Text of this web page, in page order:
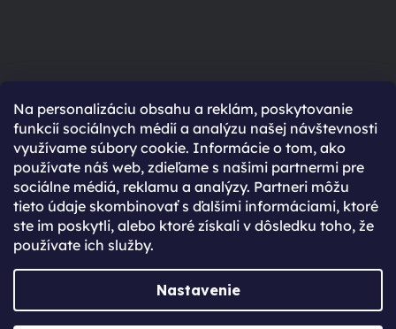
Na personalizáciu obsahu a reklám, poskytovanie
funkcií sociálnych médií a analýzu našej návštevnosti
využívame súbory cookie. Informácie o tom, ako
používate náš web, zdieľame s našimi partnermi pre
sociálne médiá, reklamu a analýzy. Partneri môžu
tieto údaje skombinovať s ďalšími informáciami, ktoré
ste im poskytli, alebo ktoré získali v dôsledku toho, že
používate ich služby.
Nastavenie
Ešte nemáte účet?
Rýchlejší nákup vďaka uloženým údajom
Prehľad o stave objednávky
Kompletná história objednávok
Špeciálne akcie, novinky a zľavy pre registrovaných
Vytvoril Shoptet Premium